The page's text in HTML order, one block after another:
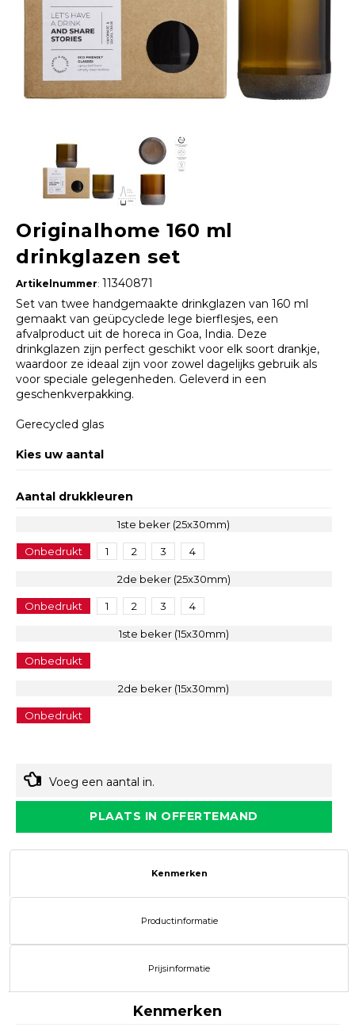
Originalhome 160 ml
drinkglazen set
Artikelnummer: 11340871
Set van twee handgemaakte drinkglazen van 160 ml
gemaakt van geüpcyclede lege bierflesjes, een
afvalproduct uit de horeca in Goa, India. Deze
drinkglazen zijn perfect geschikt voor elk soort drankje,
waardoor ze ideaal zijn voor zowel dagelijks gebruik als
voor speciale gelegenheden. Geleverd in een
geschenkverpakking.
Gerecycled glas
Kies uw aantal
Aantal drukkleuren
1ste beker (25x30mm)
Onbedrukt 1 2 3 4
2de beker (25x30mm)
Onbedrukt 1 2 3 4
1ste beker (15x30mm)
Onbedrukt
2de beker (15x30mm)
Onbedrukt
Voeg een aantal in.
PLAATS IN OFFERTEMAND
Kenmerken
Productinformatie
Prijsinformatie
Kenmerken